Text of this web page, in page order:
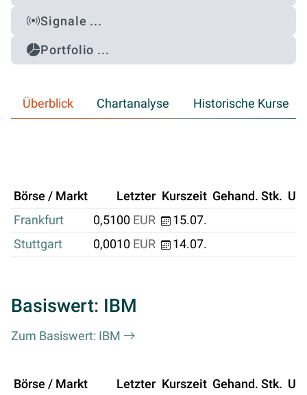
Signale ...
Portfolio ...
Überblick Chartanalyse Historische Kurse
Börse / Markt Letzter Kurszeit Gehand. Stk.
Frankfurt
0,5100 EUR
15.07.
Stuttgart
0,0010 EUR 14.07.
Basiswert: IBM
Zum Basiswert: IBM
Börse / Markt Letzter Kurszeit Gehand. Stk.